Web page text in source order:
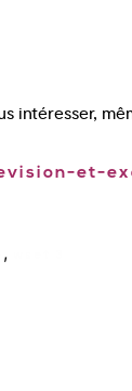
intéresser,
et-
,